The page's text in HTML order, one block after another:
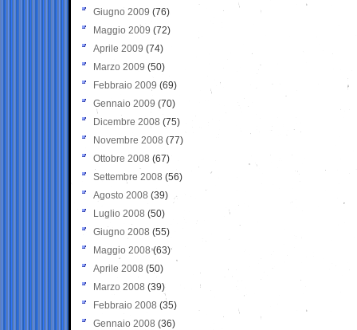
Giugno 2009 (76)
Maggio 2009 (72)
Aprile 2009 (74)
Marzo 2009 (50)
Febbraio 2009 (69)
Gennaio 2009 (70)
Dicembre 2008 (75)
Novembre 2008 (77)
Ottobre 2008 (67)
Settembre 2008 (56)
Agosto 2008 (39)
Luglio 2008 (50)
Giugno 2008 (55)
Maggio 2008(63)
Aprile 2008 (50)
Marzo 2008 (39)
Febbraio 2008 (35)
Gennaio 2008 (36)